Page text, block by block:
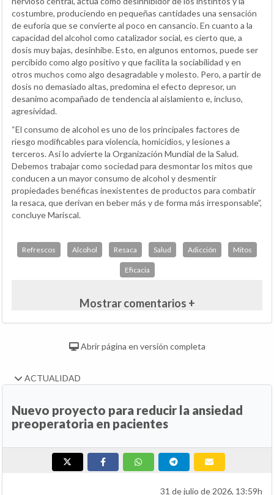
costumbre, produciendo en pequeñas cantidades una sensación
de euforia que se convierte al poco en cansancio. En cuanto a la
capacidad del alcohol como catalizador social, es cierto que, a
dosis muy bajas, desinhibe. Esto, en algunos entornos, puede ser
percibido como algo positivo y que facilita la sociabilidad y en
otros muchos como algo desagradable y molesto. Pero, a partir de
dosis no demasiado altas, predomina el efecto depresor, un
desanimo acompañado de tendencia al aislamiento e, incluso,
agresividad.
“El consumo de alcohol es uno de los principales factores de
riesgo modificables para violencia, homicidios, y lesiones a
terceros. Así lo advierte la Organización Mundial de la Salud.
Debemos trabajar como sociedad para desmontar los mitos que
conducen a un mayor consumo de alcohol y desmentir
propiedades benéficas inexistentes de productos para combatir
la resaca, que derivan en beber más y de forma más irresponsable”,
concluye Mariscal.
Refrescos Alcohol Resaca Salud Adicción Mitos
Eficacia
Mostrar comentarios +
Abrir página en versión completa
ACTUALIDAD
Nuevo proyecto para reducir la ansiedad
preoperatoria en pacientes
31 de julio de 2026, 13:59h